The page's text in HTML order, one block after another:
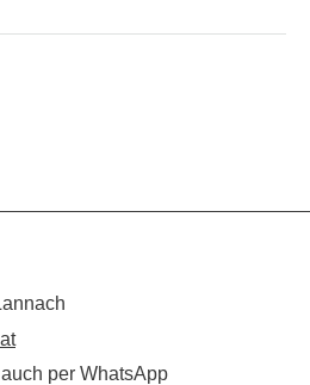
per WhatsApp